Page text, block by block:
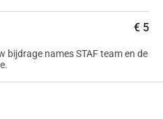
thuis voor deze kinderen te
ze weer kunnen lachen,
zijn.
zorg, medische
€ 5
bijdrage names STAF team en de